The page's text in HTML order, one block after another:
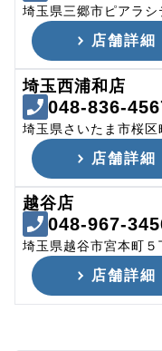
埼玉県三郷市ピアラ
店舗詳細
埼玉西浦和店
048-836-
埼玉県さいたま市桜
店舗詳細
越谷店
048-967-
埼玉県越谷市宮本町５
店舗詳細